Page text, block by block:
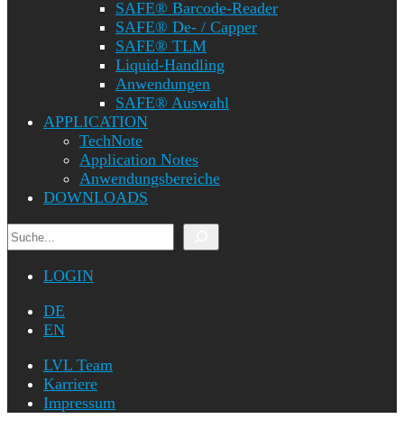
SAFE® Barcode-Reader
SAFE® De- / Capper
SAFE® TLM
Liquid-Handling
Anwendungen
SAFE® Auswahl
APPLICATION
TechNote
Application Notes
Anwendungsbereiche
DOWNLOADS
Suchen
LOGIN
DE
EN
LVL Team
Karriere
Impressum